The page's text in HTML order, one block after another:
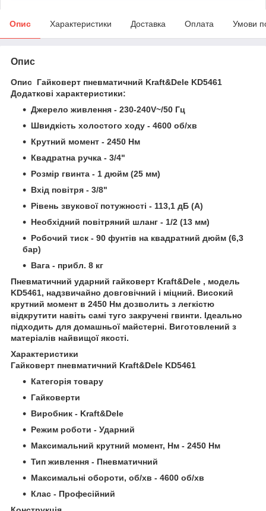
Опис Характеристики Доставка Оплата Умови
Опис
Опис Гайковерт пневматичний Kraft&Dele KD5461
Додаткові характеристики:
Джерело живлення - 230-240V~/50 Гц
Швидкість холостого ходу - 4600 об/хв
Крутний момент - 2450 Нм
Квадратна ручка - 3/4"
Розмір гвинта - 1 дюйм (25 мм)
Вхід повітря - 3/8"
Рівень звукової потужності - 113,1 дБ (A)
Необхідний повітряний шланг - 1/2 (13 мм)
Робочий тиск - 90 фунтів на квадратний дюйм (6,3
бар)
Вага - прибл. 8 кг
Пневматичний ударний гайковерт Kraft&Dele , модель
KD5461, надзвичайно довговічний і міцний. Високий
крутний момент в 2450 Нм дозволить з легкістю
відкрутити навіть самі туго закручені гвинти. Ідеально
підходить для домашньої майстерні. Виготовлений з
матеріалів найвищої якості.
Характеристики
Гайковерт пневматичний Kraft&Dele KD5461
Категорія товару
Гайковерти
Виробник - Kraft&Dele
Режим роботи - Ударний
Максимальний крутний момент, Нм - 2450 Нм
Тип живлення - Пневматичний
Максимальні обороти, об/хв - 4600 об/хв
Клас - Професійний